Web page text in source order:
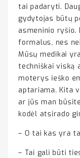
tai padaryti.
gydytojas būtų
asmeninio ryšio.
formalus, nes
Mūsų medikai
techniškai viską
moterys ieško
aptariama. Kita
ar jūs man
kodėl atsirado
– O tai kas yra
– Tai gali būti